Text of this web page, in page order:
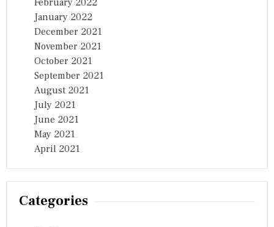
February 2022
January 2022
December 2021
November 2021
October 2021
September 2021
August 2021
July 2021
June 2021
May 2021
April 2021
Categories